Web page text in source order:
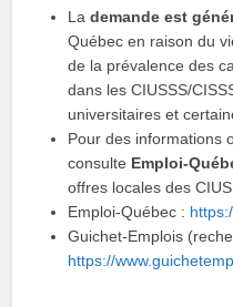
Lademande est
Québec en raison du
de la prévalence des
dans les CIUSSS/
universitaires et
Pour des informations
consulte
offres locales des
Emploi‑Québec :
Guichet‑Emplois
https://